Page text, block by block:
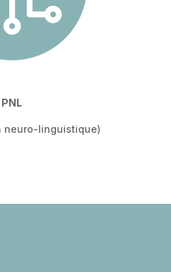
PNL
neuro-linguistique)